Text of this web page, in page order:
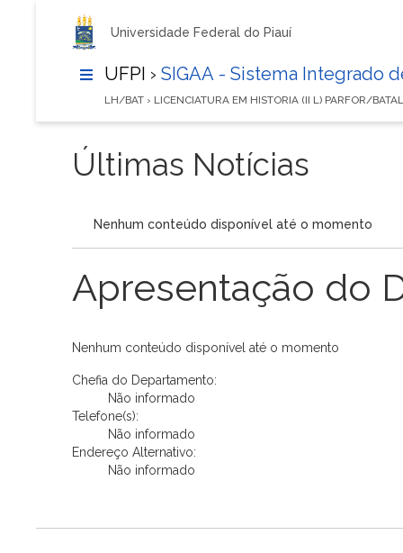
Universidade Federal do Piauí
UFPI › SIGAA - Sistema Integrado
LH/BAT › LICENCIATURA EM HISTORIA (II L) PARFOR/
Últimas Notícias
Nenhum conteúdo disponível até o momento
Apresentação do
Nenhum conteúdo disponível até o momento
Chefia do Departamento:
Não informado
Telefone(s):
Não informado
Endereço Alternativo:
Não informado